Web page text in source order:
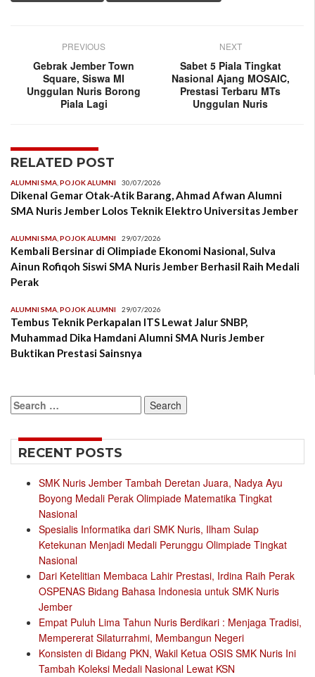
PREVIOUS
Gebrak Jember Town
Square, Siswa MI
Unggulan Nuris Borong
Piala Lagi
NEXT
Sabet 5 Piala Tingkat
Nasional Ajang MOSAIC,
Prestasi Terbaru MTs
Unggulan Nuris
RELATED POST
ALUMNI SMA POJOK ALUMNI 30/07/2026
Dikenal Gemar Otak-Atik Barang, Ahmad Afwan Alumni
SMA Nuris Jember Lolos Teknik Elektro Universitas Jember
ALUMNI SMA POJOK ALUMNI 29/07/2026
Kembali Bersinar di Olimpiade Ekonomi Nasional, Sulva
Ainun Rofiqoh Siswi SMA Nuris Jember Berhasil Raih Medali
Perak
ALUMNI SMA POJOK ALUMNI 29/07/2026
Tembus Teknik Perkapalan ITS Lewat Jalur SNBP,
Muhammad Dika Hamdani Alumni SMA Nuris Jember
Buktikan Prestasi Sainsnya
Search
for:
RECENT POSTS
SMK Nuris Jember Tambah Deretan Juara, Nadya Ayu
Boyong Medali Perak Olimpiade Matematika Tingkat
Nasional
Spesialis Informatika dari SMK Nuris, Ilham Sulap
Ketekunan Menjadi Medali Perunggu Olimpiade Tingkat
Nasional
Dari Ketelitian Membaca Lahir Prestasi, Irdina Raih Perak
OSPENAS Bidang Bahasa Indonesia untuk SMK Nuris
Jember
Empat Puluh Lima Tahun Nuris Berdikari : Menjaga Tradisi,
Mempererat Silaturrahmi, Membangun Negeri
Konsisten di Bidang PKN, Wakil Ketua OSIS SMK Nuris Ini
Tambah Koleksi Medali Nasional Lewat KSN